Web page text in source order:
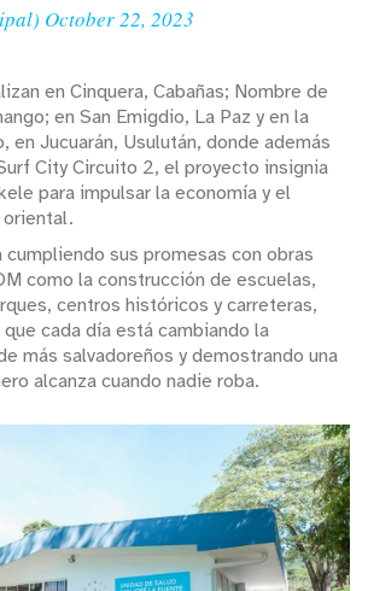
October 22, 2023
en Cinquera, Cabañas; Nombre de
en San Emigdio, La Paz y en la
en Jucuarán, Usulután, donde además
City Circuito 2, el proyecto insignia
para impulsar la economía y el
oriental.
cumpliendo sus promesas con obras
como la construcción de escuelas,
centros históricos y carreteras,
cada día está cambiando la
más salvadoreños y demostrando una
alcanza cuando nadie roba.